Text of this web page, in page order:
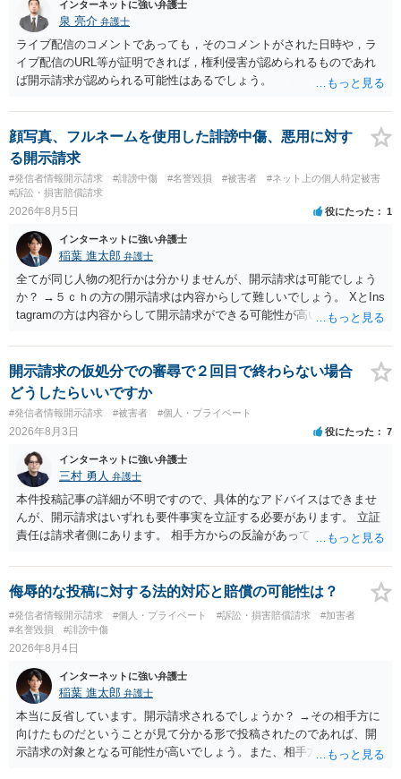
インターネットに強い弁護士
泉 亮介 弁護士
ライブ配信のコメントであっても，そのコメントがされた日時や，ラ
イブ配信のURL等が証明できれば，権利侵害が認められるものであれ
ば開示請求が認められる可能性はあるでしょう。
顔写真、フルネームを使用した誹謗中傷、悪用に対す
る開示請求
#発信者情報開示請求 #誹謗中傷 #名誉毀損 #被害者
#ネット上の個人特定被害
#訴訟・損害賠償請求
2026年8月5日 役にたった 1
インターネットに強い弁護士
稲葉 進太郎 弁護士
全てが同じ人物の犯行かは分かりませんが、開示請求は可能でしょう
か？ →５ｃｈの方の開示請求は内容からして難しいでしょう。 XとIns
tagramの方は内容からして開示請求ができる可能性が高いでしょう。
いでしょう。７月中にアカウントが削除されている場合、今から進め
ても失敗する可能性が高いように思われます。 相手を特定できた場
合、相手に全ての弁護士費用を負担させることは可能でしょうか？ →
訴訟外の交渉で相手方が認めれば負担させることができるでしょう。
訴訟で判決となった場合は、実際の弁護士費用が認められる場合と認
められない場合があり何ともいえないところでしょう。
開示請求の仮処分での審尋で２回目で終わらない場合
どうしたらいいですか
#発信者情報開示請求 #被害者 #個人・プライベート
2026年8月3日 役にたった 7
インターネットに強い弁護士
三村 勇人 弁護士
本件投稿記事の詳細が不明ですので、具体的なアドバイスはできませ
んが、開示請求はいずれも要件事実を立証する必要があります。 立証
責任は請求者側にあります。 相手方からの反論があっても、裁判官が
方が口頭で反論したのは、仮処分は迅速性が要求されるためです。 書
面での反論となれば、より遅延する可能性がございます。 また、本件
はXのため、APのIPアドレスの保存期間の問題もございます。 開示請
求は法律知識が不可欠ですが、それだけでは足りず、実務を踏まえた
方法を選択することが重要です。
侮辱的な投稿に対する法的対応と賠償の可能性は？
#発信者情報開示請求 #個人・プライベート #訴訟・損害賠償請求
#加害者
#名誉毀損
#誹謗中傷
2026年8月4日
インターネットに強い弁護士
稲葉 進太郎 弁護士
本当に反省しています。開示請求されるでしょうか？ →その相手方に
向けたものだということが見て分かる形で投稿されたのであれば、開
示請求の対象となる可能性が高いでしょう。また、相手方の投稿した